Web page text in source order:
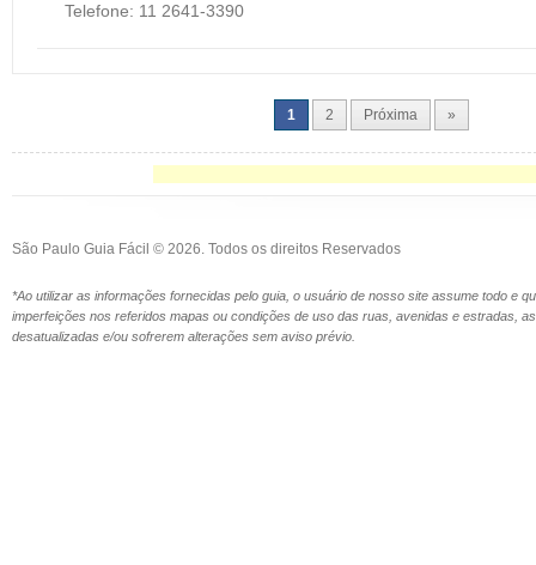
Telefone: 11 2641-3390
1 2 Próxima »
São Paulo Guia Fácil © 2026. Todos os direitos Reservados
*Ao utilizar as informações fornecidas pelo guia, o usuário de nosso site assume todo e
imperfeições nos referidos mapas ou condições de uso das ruas, avenidas e estradas,
desatualizadas e/ou sofrerem alterações sem aviso prévio.